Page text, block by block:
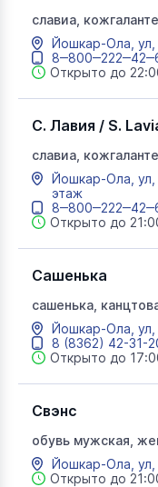
славиа,
Йошкар-Ола,
Открыто до
С. Лавия / S.
славиа,
Йошкар-Ола, ул,
этаж
Открыто до
Сашенька
сашенька,
Йошкар-Ола,
8 (8362) 42-31-
Открыто до
Свэнс
обувь мужская,
свэнс, свенс
Йошкар-Ола, ул,
Открыто до